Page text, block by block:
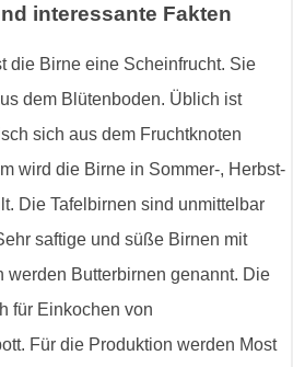
interessante Fakten
die Birne eine Scheinfrucht. Sie
dem Blütenboden. Üblich ist
sich aus dem Fruchtknoten
wird die Birne in Sommer-, Herbst-
Die Tafelbirnen sind unmittelbar
saftige und süße Birnen mit
werden Butterbirnen genannt. Die
für Einkochen von
Für die Produktion werden Most